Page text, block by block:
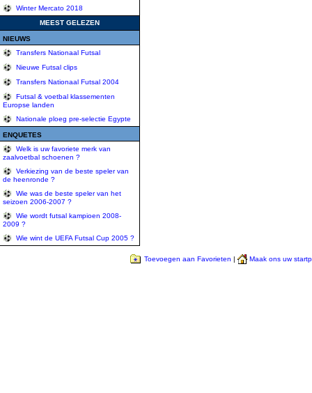
Winter Mercato 2018
MEEST GELEZEN
NIEUWS
Transfers Nationaal Futsal
Nieuwe Futsal clips
Transfers Nationaal Futsal 2004
Futsal & voetbal klassementen
Europse landen
Nationale ploeg pre-selectie Egypte
ENQUETES
Welk is uw favoriete merk van
zaalvoetbal schoenen ?
Verkiezing van de beste speler van
de heenronde ?
Wie was de beste speler van het
seizoen 2006-2007 ?
Wie wordt futsal kampioen 2008-
2009 ?
Wie wint de UEFA Futsal Cup 2005 ?
Toevoegen aan Favorieten | Maak ons uw